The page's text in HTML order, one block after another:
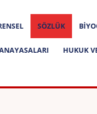
SÖZLÜK
HUKUK